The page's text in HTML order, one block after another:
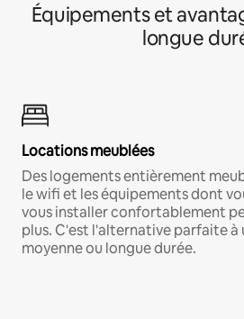
Équipements et
longue
Locations meublées
Des logements entièrement
le wifi et les équipements dont
vous installer confortablement
plus. C'est l'alternative parfaite à
moyenne ou longue durée.